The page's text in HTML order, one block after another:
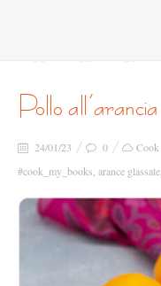
pollo
24/01/23 0
#cook_my_books arance glassate